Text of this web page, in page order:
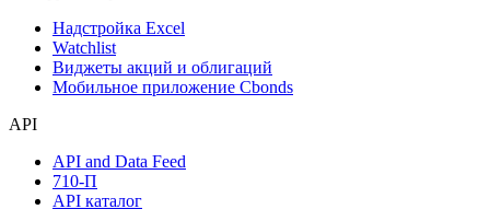
Календарь инвестора
Инструментарий
Надстройка Excel
Мобильное приложение Cbonds
API